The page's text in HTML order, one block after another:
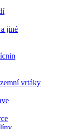
jiné
vrtáky